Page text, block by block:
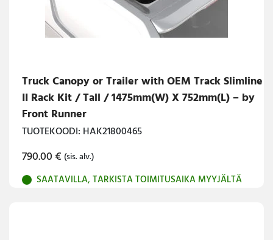
Truck Canopy or Trailer with OEM Track Slimline
II Rack Kit / Tall / 1475mm(W) X 752mm(L) – by
Front Runner
TUOTEKOODI: HAK21800465
790.00€ (sis. alv.)
SAATAVILLA, TARKISTA TOIMITUSAIKA MYYJÄLTÄ